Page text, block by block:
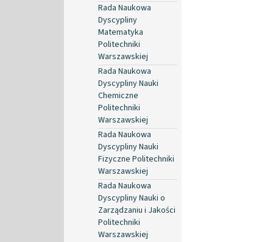
Rada Naukowa
Dyscypliny
Matematyka
Politechniki
Warszawskiej
Rada Naukowa
Dyscypliny Nauki
Chemiczne
Politechniki
Warszawskiej
Rada Naukowa
Dyscypliny Nauki
Fizyczne Politechniki
Warszawskiej
Rada Naukowa
Dyscypliny Nauki o
Zarządzaniu i Jakości
Politechniki
Warszawskiej